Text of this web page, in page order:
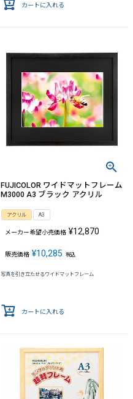
カートに入れる
FUJICOLOR ワイドマットフレーム
M3000 A3 ブラック アクリル
アクリル A3
メーカー希望小売価格 ¥12,870
販売価格 ¥10,285 税込
写真を引き立たせるワイドマットフレーム
カートに入れる